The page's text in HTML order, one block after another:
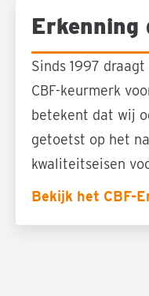
Sla carousel over
Erkenning
Sinds 1997
CBF-keurmerk
betekent dat wij
getoetst op het
kwaliteitseisen
Bekijk het CBF-